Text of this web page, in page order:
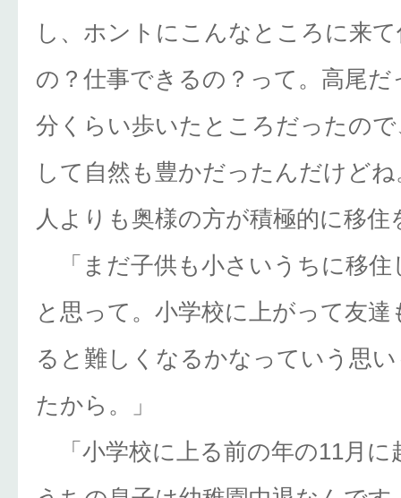
し、ホントにこんなところに来
の？仕事できるの？って。高尾だ
分くらい歩いたところだったの
して自然も豊かだったんだけど
人よりも奥様の方が積極的に移住
「まだ子供も小さいうちに移住
と思って。小学校に上がって友
ると難しくなるかなっていう思
たから。」
「小学校に上る前の年の11月に